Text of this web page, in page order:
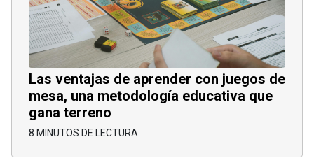
Las ventajas de aprender con juegos de
mesa, una metodología educativa que
gana terreno
8 MINUTOS DE LECTURA